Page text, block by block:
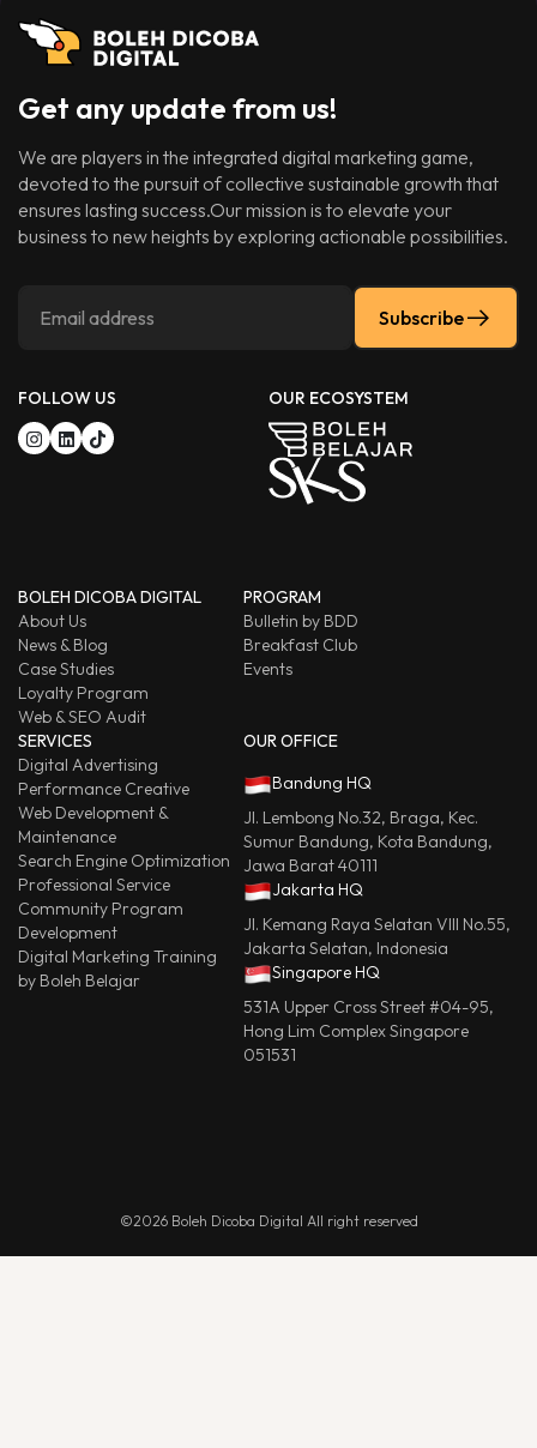
Get any update from us!
We are players in the integrated digital marketing game,
devoted to the pursuit of collective sustainable growth that
ensures lasting success.Our mission is to elevate your
business to new heights by exploring actionable possibilities.
Subscribe
FOLLOW US OUR ECOSYSTEM
BOLEH DICOBA DIGITAL
About Us
News & Blog
Case Studies
Loyalty Program
Web & SEO Audit
PROGRAM
Bulletin by BDD
Breakfast Club
Events
SERVICES
Digital Advertising
Performance Creative
Web Development &
Maintenance
Search Engine Optimization
Professional Service
Community Program
Development
Digital Marketing Training
by Boleh Belajar
OUR OFFICE
Bandung HQ
Jl. Lembong No.32, Braga, Kec.
Sumur Bandung, Kota Bandung,
Jawa Barat 40111
Jakarta HQ
Jl. Kemang Raya Selatan VIII No.55,
Jakarta Selatan, Indonesia
Singapore HQ
531A Upper Cross Street #04-95,
Hong Lim Complex Singapore
051531
©2026 Boleh Dicoba Digital All right reserved